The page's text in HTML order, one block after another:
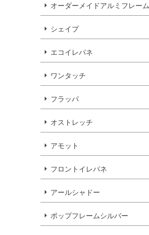
オーダーメイドアルミフレーム
シェイプ
エコイレパネ
ワンタッチ
フラッパ
オストレッチ
アモット
フロントイレパネ
アールシャドー
ポップフレームシルバー